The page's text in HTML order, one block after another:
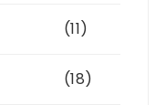
(11)
(18)